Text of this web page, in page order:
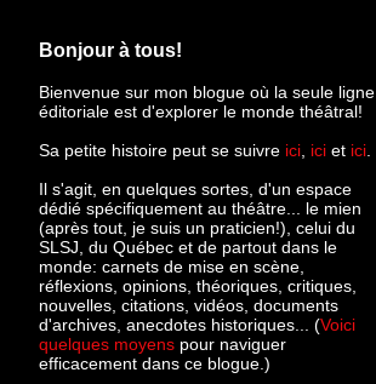
Bonjour à tous!
Bienvenue sur mon blogue où la seule ligne
éditoriale est d'explorer le monde théâtral!
Sa petite histoire peut se suivre ici ici et ici
Il s'agit, en quelques sortes, d'un espace
dédié spécifiquement au théâtre... le mien
(après tout, je suis un praticien!), celui du
SLSJ, du Québec et de partout dans le
monde: carnets de mise en scène,
réflexions, opinions, théoriques, critiques,
nouvelles, citations, vidéos, documents
d'archives, anecdotes historiques... (Voici
quelques moyens pour naviguer
efficacement dans ce blogue.)